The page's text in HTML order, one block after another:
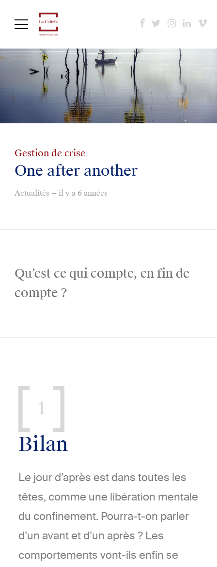
contenu
Gestion de crise
One after another
Actualités — il y a 6 années
Qu’est ce qui compte, en fin de
compte ?
1
Bilan
Le jour d’après est dans toutes les
têtes, comme une libération mentale
du confinement. Pourra-t-on parler
d’un avant et d’un après ? Les
comportements vont-ils enfin se